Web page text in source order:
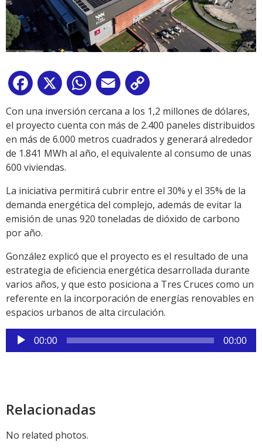
Facebook
X WhatsApp
Email
Link
Con una inversión cercana a los 1,2 millones de dólares,
el proyecto cuenta con más de 2.400 paneles distribuidos
en más de 6.000 metros cuadrados y generará alrededor
de 1.841 MWh al año, el equivalente al consumo de unas
600 viviendas.
La iniciativa permitirá cubrir entre el 30% y el 35% de la
demanda energética del complejo, además de evitar la
emisión de unas 920 toneladas de dióxido de carbono
por año.
González explicó que el proyecto es el resultado de una
estrategia de eficiencia energética desarrollada durante
varios años, y que esto posiciona a Tres Cruces como un
referente en la incorporación de energías renovables en
espacios urbanos de alta circulación.
Reproductor
de
00:00 00:00
Relacionadas
No related photos.